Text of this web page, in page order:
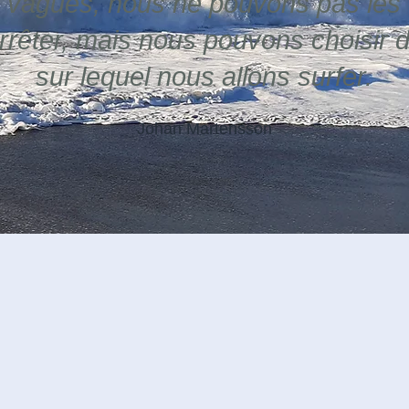
mais nous pouvons choisir
sur lequel nous allons surfer.
Johan Martensson